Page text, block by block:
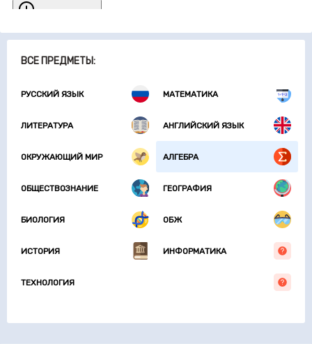
ВСЕ ПРЕДМЕТЫ:
РУССКИЙ ЯЗЫК МАТЕМАТИКА
ЛИТЕРАТУРА АНГЛИЙСКИЙ ЯЗЫК
ОКРУЖАЮЩИЙ МИР АЛГЕБРА
ОБЩЕСТВОЗНАНИЕ ГЕОГРАФИЯ
БИОЛОГИЯ ОБЖ
ИСТОРИЯ ИНФОРМАТИКА
ТЕХНОЛОГИЯ